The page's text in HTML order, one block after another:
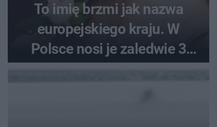
To imię brzmi jak nazwa
europejskiego kraju. W
Polsce nosi je zaledwie 3